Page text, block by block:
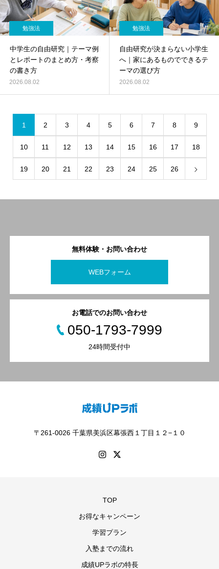
勉強法
中学生の自由研究｜テーマ例
とレポートのまとめ方・考察
の書き方
2026.08.02
勉強法
自由研究が決まらない小学生
へ｜家にあるものでできるテ
ーマの選び方
2026.08.02
1 2 3 4 5 6 7 8 9
10 11 12 13 14 15 16 17 18
19 20 21 22 23 24 25 26
無料体験・お問い合わせ
WEBフォーム
お電話でのお問い合わせ
050-1793-7999
24時間受付中
〒261-0026 千葉県美浜区幕張西１丁目１２−１０
TOP
お得なキャンペーン
学習プラン
入塾までの流れ
成績UPラボの特長